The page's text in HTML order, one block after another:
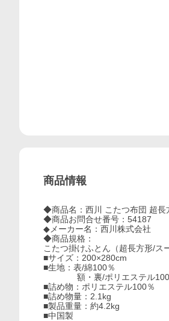
商品情報
◆商品名：西川 こたつ布団 超長
◆商品お問合せ番号：54187
◆メーカー名：西川株式会社
◆商品規格：
こたつ掛けふとん（超長方形/ス
■サイズ：200×280cm
■生地：表/綿100％
額・裏/ポリエステル100
■詰め物：ポリエステル100％
■詰め物量：2.1kg
■製品重量：約4.2kg
■中国製